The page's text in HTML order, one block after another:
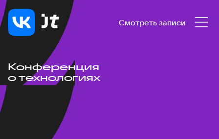
Смотреть записи
Конференция
о технологиях